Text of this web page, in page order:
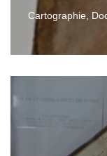
Cartographie,